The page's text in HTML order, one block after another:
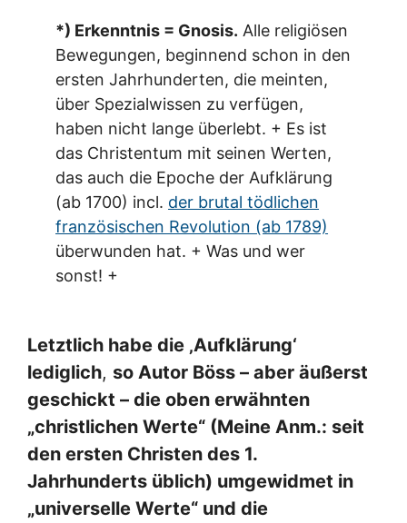
*) Erkenntnis = Gnosis. Alle religiösen
Bewegungen, beginnend schon in den
ersten Jahrhunderten, die meinten,
über Spezialwissen zu verfügen,
haben nicht lange überlebt. + Es ist
das Christentum mit seinen Werten,
das auch die Epoche der Aufklärung
(ab 1700) incl. der brutal tödlichen
französischen Revolution (ab 1789)
überwunden hat. + Was und wer
sonst! +
Letztlich habe die ‚Aufklärung‘
lediglich, so Autor Böss – aber äußerst
geschickt – die oben erwähnten
„christlichen Werte“ (Meine Anm.: seit
den ersten Christen des 1.
Jahrhunderts üblich) umgewidmet in
„universelle Werte“ und die